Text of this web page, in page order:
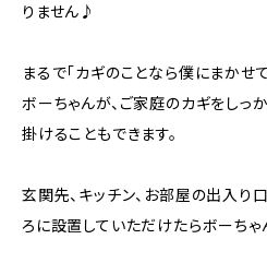
りません♪
まるで「カギのことなら僕にまかせ
ボーちゃんが、ご家庭のカギをしっ
掛けることもできます。
玄関先、キッチン、お部屋の出入り
ろに設置していただけたらボーち